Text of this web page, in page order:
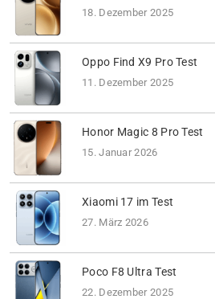
18. Dezember 2025
Oppo Find X9 Pro Test
11. Dezember 2025
Honor Magic 8 Pro Test
15. Januar 2026
Xiaomi 17 im Test
27. März 2026
Poco F8 Ultra Test
22. Dezember 2025